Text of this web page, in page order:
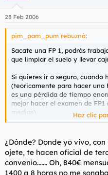
28 Feb 2006
pim_pam_pum rebuznó:
Sacate una FP 1, podrás
que limpiar el suelo y llevar
Si quieres ir a seguro, cuando
(teoricamente para hacer una
es una pérdida de tiempo
mejor hacer el examen de
medias).
fácilmente por 8
Haz clic
¿Dónde? Donde yo vivo,
ojete, te hacen oficial de
convenio....... Oh, 840€
1400 a 8 horas no me